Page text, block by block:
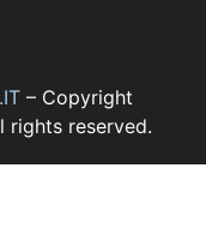
– Copyright
reserved.